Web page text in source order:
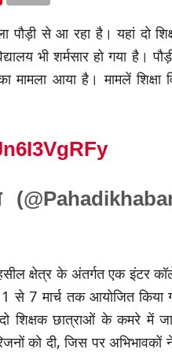
पौड़ी से आ रहा है। यहां दो
भी शर्मसार हो गया है।
आया है। मामलें शिक्षा
क्षेत्र के अंतर्गत एक इंटर
से 7 मार्च तक आयोजित किया
शिक्षक छात्राओं के कमरे
को दी, जिस पर अभिभावकों